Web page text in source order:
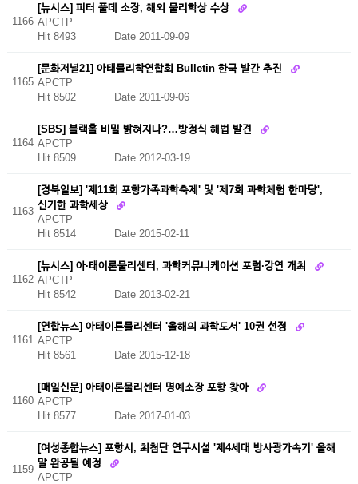
1166
[뉴시스] 피터 풀데 소장, 해외 물리학상 수상
APCTP
Hit 8493
Date 2011-09-09
1165
[문화저널21] 아태물리학연합회 Bulletin 한국 발간 추진
APCTP
Hit 8502
Date 2011-09-06
1164
[SBS] 블랙홀 비밀 밝혀지나?…방정식 해법 발견
APCTP
Hit 8509
Date 2012-03-19
1163
[경북일보] '제11회 포항가족과학축제' 및 '제7회 과학체험 한마당',
신기한 과학세상
APCTP
Hit 8514 Date 2015-02-11
1162
[뉴시스] 아·태이론물리센터, 과학커뮤니케이션 포럼·강연 개최
APCTP
Hit 8542
Date 2013-02-21
1161
[연합뉴스] 아태이론물리센터 '올해의 과학도서' 10권 선정
APCTP
Hit 8561
Date 2015-12-18
1160
[매일신문] 아태이론물리센터 명예소장 포항 찾아
APCTP
Hit 8577
Date 2017-01-03
1159
[여성종합뉴스] 포항시, 최첨단 연구시설 '제4세대 방사광가속기' 올해
말 완공될 예정
APCTP